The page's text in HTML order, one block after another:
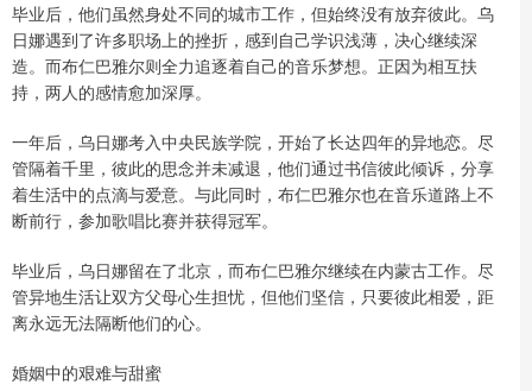
毕业后，他们虽然身处不同的城市工作，但始终没有放弃彼此。乌
日娜遇到了许多职场上的挫折，感到自己学识浅薄，决心继续深
造。而布仁巴雅尔则全力追逐着自己的音乐梦想。正因为相互扶
持，两人的感情愈加深厚。
一年后，乌日娜考入中央民族学院，开始了长达四年的异地恋。尽
管隔着千里，彼此的思念并未减退，他们通过书信彼此倾诉，分享
着生活中的点滴与爱意。与此同时，布仁巴雅尔也在音乐道路上不
断前行，参加歌唱比赛并获得冠军。
毕业后，乌日娜留在了北京，而布仁巴雅尔继续在内蒙古工作。尽
管异地生活让双方父母心生担忧，但他们坚信，只要彼此相爱，距
离永远无法隔断他们的心。
婚姻中的艰难与甜蜜